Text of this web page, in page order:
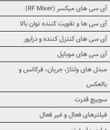
آی سی های میکسر (RF Mixer)
آی سی ها و تقویت کننده توان بالا
آی سی های کنترل کننده و درایور
آی سی های موبایل
مبدل های ولتاژ، جریان، فرکانس و
بالعکس
سوییچ قدرت
فیلترهای فعال و غیر فعال